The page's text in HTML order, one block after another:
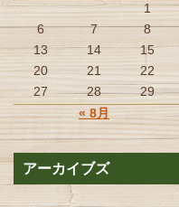
« 8月
1
6
7 8
13
14 15
20
21 22
27
28 29
アーカイブズ